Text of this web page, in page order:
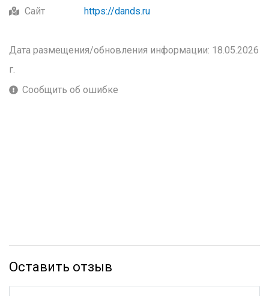
Сайт
https://dands.ru
Дата размещения/обновления информации: 18.05.2026
г.
Сообщить об ошибке
Оставить отзыв